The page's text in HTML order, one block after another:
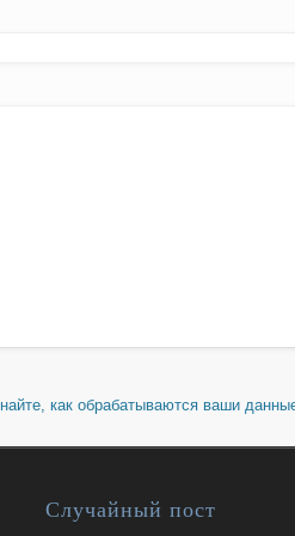
как обрабатываются ваши
Случайный пост